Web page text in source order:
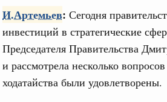
И.Артемьев: Сегодня
инвестиций в стратегические
Председателя Правительства
и рассмотрела несколько
ходатайства были удовлетворены.
работы